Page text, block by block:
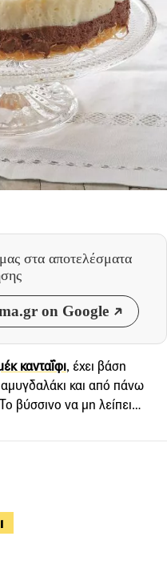
στα αποτελέσματα
on Google
κανταΐφι, έχει βάση
και από πάνω
βύσσινο να μη λείπει…